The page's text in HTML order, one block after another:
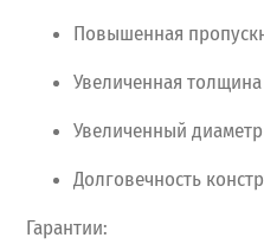
Повышенная
Увеличенная толщина
Увеличенный диаметр
Долговечность
Гарантии: